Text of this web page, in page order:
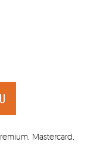
Mastercard,